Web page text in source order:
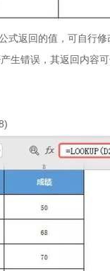
返回的值，可自行修
错误，其返回内容可